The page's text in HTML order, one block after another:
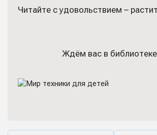
Читайте с удовольствием –
Ждём вас в